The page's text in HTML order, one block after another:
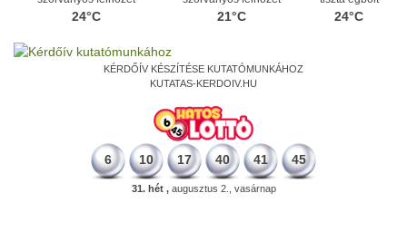
24°C 21°C 24°C
KÉRDŐÍV KÉSZÍTÉSE KUTATÓMUNKÁHOZ
KUTATAS-KERDOIV.HU
6 10 17 40 41 45
31. hét ,augusztus 2., vasárnap